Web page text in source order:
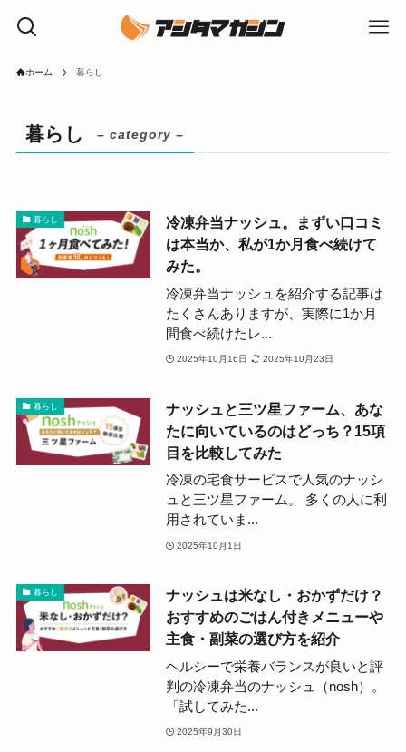
ホーム 暮らし
暮らし – category –
暮らし
冷凍弁当ナッシュ。まずい口コミ
は本当か、私が1か月食べ続けて
みた。
冷凍弁当ナッシュを紹介する記事は
たくさんありますが、実際に1か月
間食べ続けたレ...
2025年10月16日 2025年10月23日
暮らし
ナッシュと三ツ星ファーム、あな
たに向いているのはどっち？15項
目を比較してみた
冷凍の宅食サービスで人気のナッシ
ュと三ツ星ファーム。 多くの人に利
用されていま...
2025年10月1日
暮らし
ナッシュは米なし・おかずだけ？
おすすめのごはん付きメニューや
主食・副菜の選び方を紹介
ヘルシーで栄養バランスが良いと評
判の冷凍弁当のナッシュ（nosh）。
「試してみた...
2025年9月30日